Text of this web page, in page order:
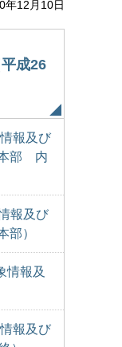
年12月10日
成26
報及び
本部 内
報及び
部）
情報及
報及び